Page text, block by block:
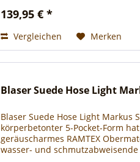
139,95 € *
Vergleichen Merken
Blaser Suede Hose Light
Blaser Suede Hose Light Markus
körperbetonter 5-Pocket-Form
geräuscharmes RAMTEX
wasser- und